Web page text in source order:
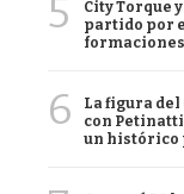
5
City Torque
partido por
formaciones
6
La figura del
con
un histórico